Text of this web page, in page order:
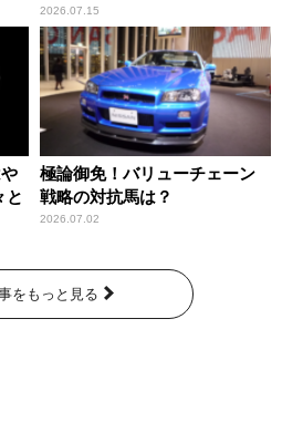
2026.07.15
と
極論御免！バリューチェーン
戦略の対抗馬は？
2026.07.02
をもっと見る